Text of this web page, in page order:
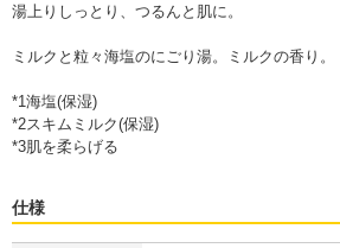
湯上りしっとり、つるんと肌に。
ミルクと粒々海塩のにごり湯。ミルクの香り。
*1海塩(保湿)
*2スキムミルク(保湿)
*3肌を柔らげる
仕様